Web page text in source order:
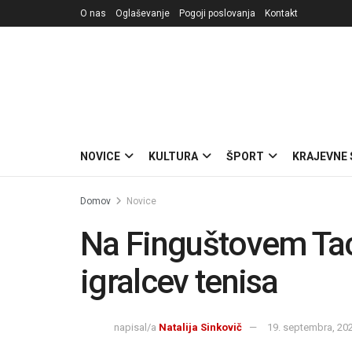
O nas Oglaševanje Pogoji poslovanja Kontakt
NOVICE KULTURA ŠPORT
Domov Novice
Na Finguštovem
igralcev tenisa
napisal/a Natalija Sinkovič 19. septembra,